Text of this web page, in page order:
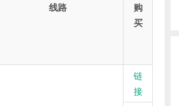
线路
购
买
链
接